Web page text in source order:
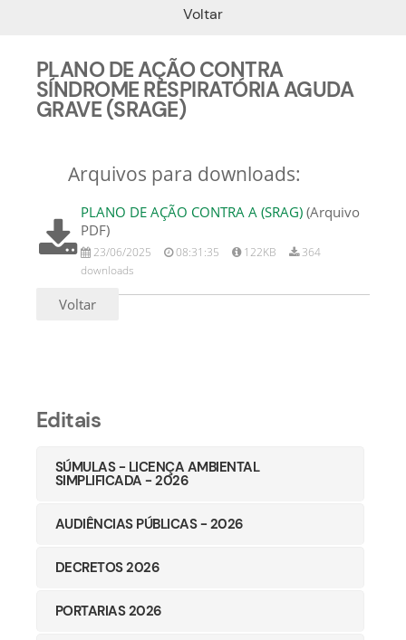
Voltar
PLANO DE AÇÃO CONTRA
SÍNDROME RESPIRATÓRIA AGUDA
GRAVE (SRAGE)
Arquivos para downloads:
PLANO DE AÇÃO CONTRA A (SRAG) (Arquivo
PDF)
23/06/2025 08:31:35 122KB
364
downloads
Voltar
Editais
SÚMULAS - LICENÇA AMBIENTAL
SIMPLIFICADA - 2026
AUDIÊNCIAS PÚBLICAS - 2026
DECRETOS 2026
PORTARIAS 2026